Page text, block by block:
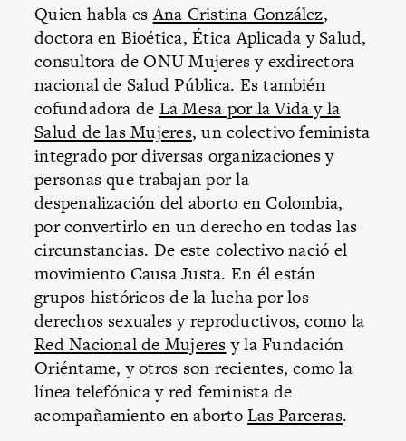
Quien habla esAna Cristina González,
doctora en Bioética, Ética Aplicada y Salud,
consultora de ONU Mujeres y exdirectora
nacional de Salud Pública. Es también
cofundadora de La Mesa por la Vida y la
Salud de las Mujeres, un colectivo feminista
integrado por diversas organizaciones y
personas que trabajan por la
despenalización del aborto en Colombia,
por convertirlo en un derecho en todas las
circunstancias. De este colectivo nació el
movimiento Causa Justa. En él están
grupos históricos de la lucha por los
derechos sexuales y reproductivos, como la
Red Nacional de Mujeresy la Fundación
Oriéntame, y otros son recientes, como la
línea telefónica y red feminista de
acompañamiento en abortoLas Parceras.